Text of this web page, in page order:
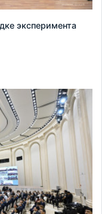
эксперимента